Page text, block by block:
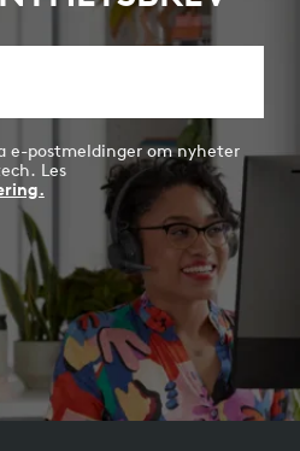
e-postmeldinger om nyheter
Les